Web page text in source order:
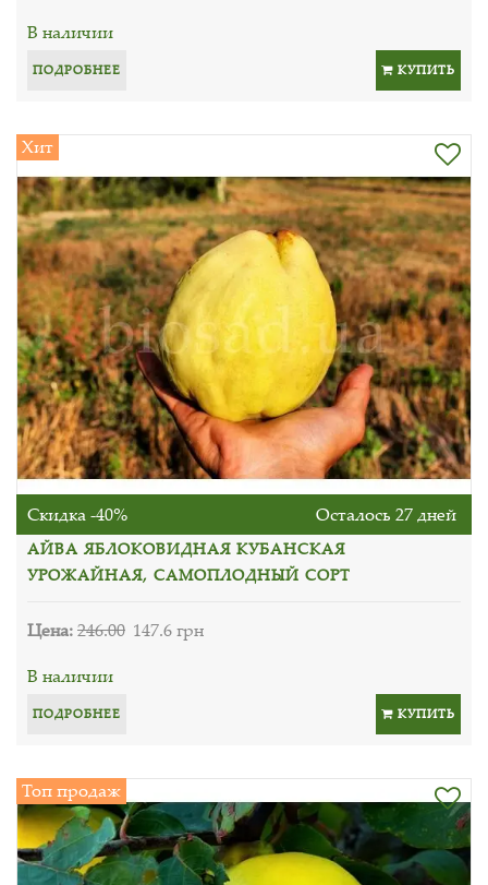
В наличии
ПОДРОБНЕЕ КУПИТЬ
Хит
Скидка -40% Осталось 27 дней
АЙВА ЯБЛОКОВИДНАЯ КУБАНСКАЯ
УРОЖАЙНАЯ, САМОПЛОДНЫЙ СОРТ
Цена:246.00 147.6 грн
В наличии
ПОДРОБНЕЕ КУПИТЬ
Топ продаж